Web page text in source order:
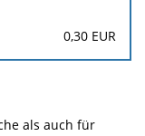
0,30 EUR
als auch für